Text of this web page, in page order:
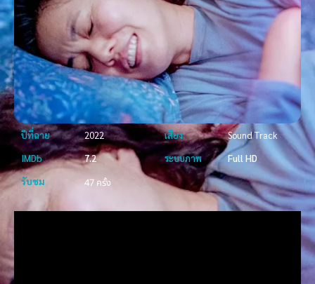
ปีที่ฉาย 2022 เสียง
Sound Track
IMDb
7.2 ระบบภาพ
Full HD
รับชม
47 ครั้ง